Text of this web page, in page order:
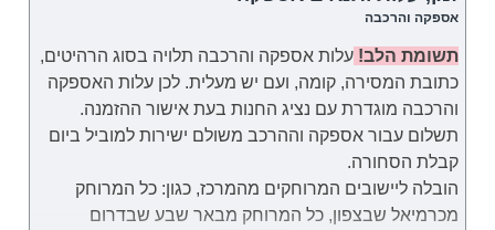
אספקה והרכבה
תשומת הלב! עלות אספקה והרכבה תלויה בסוג הרהיטים,
כתובת המסירה, קומה, ועם יש מעלית. לכן עלות האספקה
והרכבה מוגדרת עם נציג החנות בעת אישור ההזמנה.
תשלום עבור אספקה וההרכב משולם ישירות למוביל ביום
קבלת הסחורה.
הובלה ליישובים המרוחקים מהמרכז, כגון: כל המרוחק
מכרמיאל שבצפון, כל המרוחק מבאר שבע שבדרום